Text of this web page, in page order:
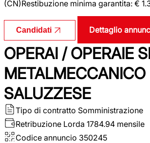
(CN)Restibuzione minima garantita: €
Candidati Dettaglio
OPERAI / OPERAIE
METALMECCANICO
SALUZZESE
Tipo di contratto Somministrazione
Retribuzione Lorda 1784.94 mensile
Codice annuncio 350245